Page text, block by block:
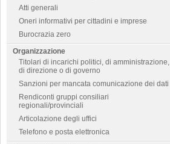
Atti generali
Oneri informativi per cittadini e imprese
Burocrazia zero
Organizzazione
Titolari di incarichi politici, di amministrazione,
di direzione o di governo
Sanzioni per mancata comunicazione dei dati
Rendiconti gruppi consiliari
regionali/provinciali
Articolazione degli uffici
Telefono e posta elettronica